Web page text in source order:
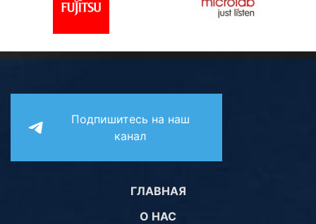
Подпишитесь на наш
канал
ГЛАВНАЯ
О НАС